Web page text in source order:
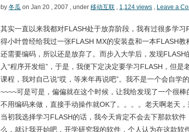
by 冬瓜 on Jan 20 , 2007 , under 移动互联 , 1,124 views , Leave a
其实一直以来我都对FLASH处于放弃阶段，我有过很多学
得小叶曾经给我过一张FLASH MX的安装盘和一本FLASH教
还需要编码，所以还是放弃了。而步入大学后，发现
入“程序开发组”，于是，我便下定决定要学习FLASH，但
课程，我对自己说“哎，等来年再说吧”。我不是一个会自学
~~~~可是可是，偏偏就在这个时候，让我给发现了一个很
不用编码来做，直接手动操作就OK了。。。。老天啊老天
当初我选择学习FLASH的话，我今天肯定不会去下那款软
么，就让我开始吧，开学研究我的软件，个人认为在这款软